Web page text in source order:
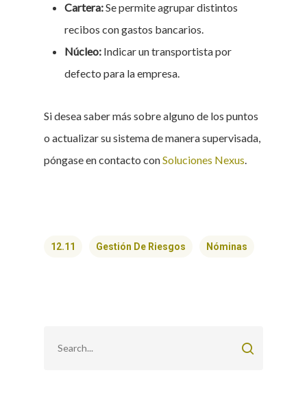
Cartera:Se permite agrupar distintos
recibos con gastos bancarios.
Núcleo: Indicar un transportista por
defecto para la empresa.
Si desea saber más sobre alguno de los puntos
o actualizar su sistema de manera supervisada,
póngase en contacto conSoluciones Nexus.
12.11 Gestión De Riesgos Nóminas